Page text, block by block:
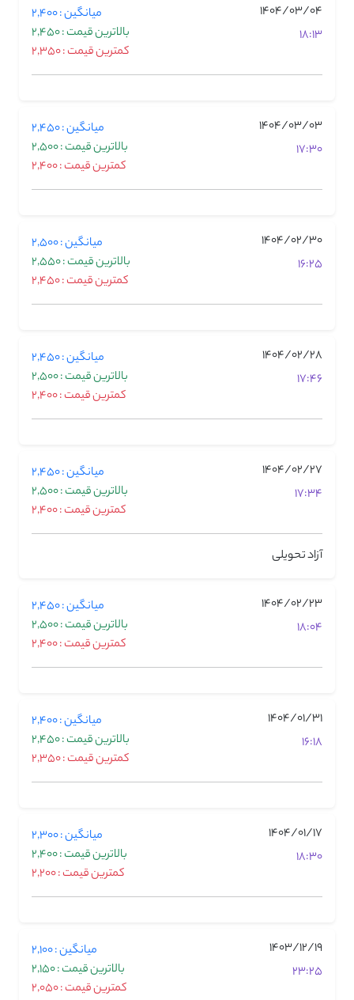
1404/03/04
18:13
میانگین : 2,400
بالاترین قیمت : 2,450
کمترین قیمت : 2,350
1404/03/03
17:30
میانگین : 2,450
بالاترین قیمت : 2,500
کمترین قیمت : 2,400
1404/02/30
16:25
میانگین : 2,500
بالاترین قیمت : 2,550
کمترین قیمت : 2,450
1404/02/28
17:46
میانگین : 2,450
بالاترین قیمت : 2,500
کمترین قیمت : 2,400
1404/02/27
17:34
میانگین : 2,450
بالاترین قیمت : 2,500
کمترین قیمت : 2,400
آزاد تحویلی
1404/02/23
18:04
میانگین : 2,450
بالاترین قیمت : 2,500
کمترین قیمت : 2,400
1404/01/31
16:18
میانگین : 2,400
بالاترین قیمت : 2,450
کمترین قیمت : 2,350
1404/01/17
18:30
میانگین : 2,300
بالاترین قیمت : 2,400
کمترین قیمت : 2,200
1403/12/19
23:25
میانگین : 2,100
بالاترین قیمت : 2,150
کمترین قیمت : 2,050